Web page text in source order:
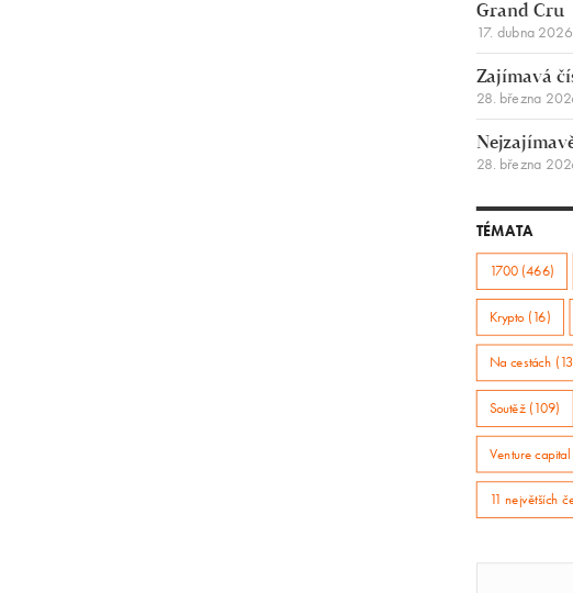
Grand Cru
17. dubna
Zajímavá
28. března
28. března
TÉMATA
1700 (466)
Krypto (16)
Na cestách
Soutěž (109)
Venture
11 největších